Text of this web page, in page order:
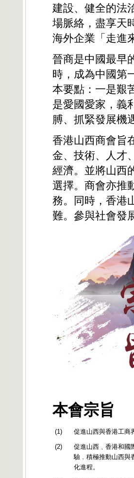
建設、健全的法
場脈絡，盡享天
海外企業「走進
晉商是中國最早
時，成為中國第
本要點：一是艱
是愛國愛家，義
膊、抓緊發展機
香港山西商會旨
金、技術、人才
經濟。並將山西
選擇。商會亦推
務。同時，香港
難。參與社會發
本會宗旨
(1) 促進山西與香港工商
(2)
促進山西﹑香港和國
驗﹐積極推動山西與
化進程。